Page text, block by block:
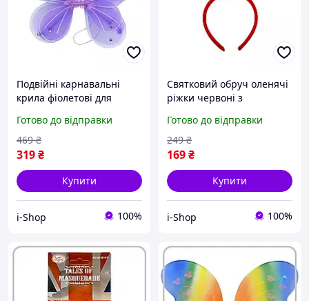
Подвійні карнавальні
крила фіолетові для
аксесуар для дитячих
свят та ранків.
Готово до відправки
319₴
469 ₴
Купити
i-Shop 100%
Святковий обруч оленячі
ріжки червоні з
24 см новорічний
карнавальний
Готово до відправки
169₴
249 ₴
Купити
i-Shop 100%